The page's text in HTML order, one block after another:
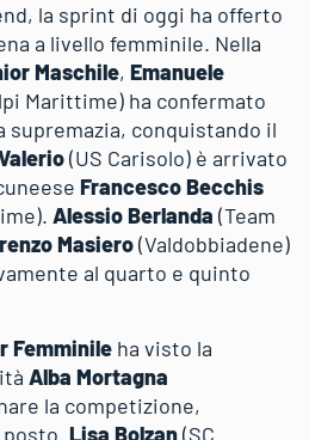
la sprint di oggi ha offerto
a livello femminile. Nella
Maschile, Emanuele
Marittime) ha confermato
supremazia, conquistando il
(US Carisolo) è arrivato
Francesco Becchis
Alessio Berlanda (Team
Masiero(Valdobbiadene)
al quarto e quinto
Femminile ha visto la
Alba Mortagna
la competizione,
Lisa Bolzan(SC